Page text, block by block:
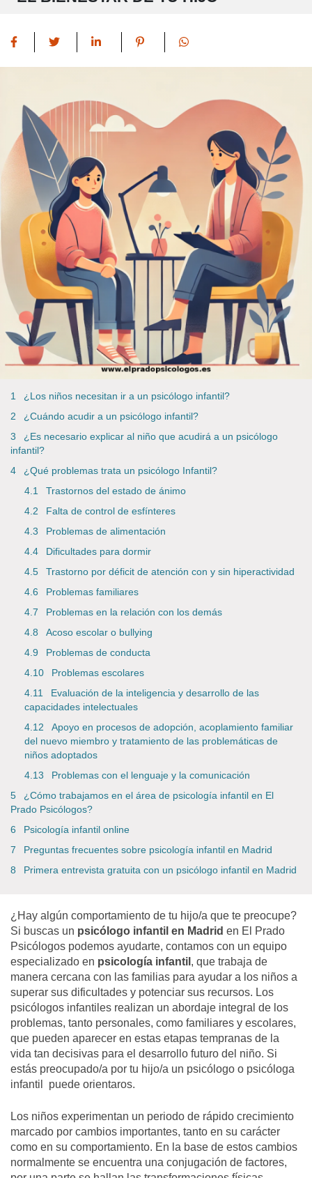
¿Los niños necesitan ir a un psicólogo infantil?
¿Cuándo acudir a un psicólogo infantil?
¿Es necesario explicar al niño que acudirá a un psicólogo
infantil?
¿Qué problemas trata un psicólogo Infantil?
Trastornos del estado de ánimo
Falta de control de esfínteres
Problemas de alimentación
Dificultades para dormir
Trastorno por déficit de atención con y sin hiperactividad
Problemas familiares
Problemas en la relación con los demás
Acoso escolar o bullying
Problemas de conducta
Problemas escolares
Evaluación de la inteligencia y desarrollo de las
capacidades intelectuales
Apoyo en procesos de adopción, acoplamiento familiar
del nuevo miembro y tratamiento de las problemáticas de
niños adoptados
Problemas con el lenguaje y la comunicación
¿Cómo trabajamos en el área de psicología infantil en El
Prado Psicólogos?
Psicología infantil online
Preguntas frecuentes sobre psicología infantil en Madrid
Primera entrevista gratuita con un psicólogo infantil en Madrid
¿Hay algún comportamiento de tu hijo/a que te preocupe?
Si buscas un psicólogo infantil en Madrid en El Prado
Psicólogos podemos ayudarte, contamos con un equipo
especializado en psicología infantil, que trabaja de
manera cercana con las familias para ayudar a los niños a
superar sus dificultades y potenciar sus recursos. Los
psicólogos infantiles realizan un abordaje integral de los
problemas, tanto personales, como familiares y escolares,
que pueden aparecer en estas etapas tempranas de la
vida tan decisivas para el desarrollo futuro del niño. Si
estás preocupado/a por tu hijo/a un psicólogo o psicóloga
infantil puede orientaros.
Los niños experimentan un periodo de rápido crecimiento
marcado por cambios importantes, tanto en su carácter
como en su comportamiento. En la base de estos cambios
normalmente se encuentra una conjugación de factores,